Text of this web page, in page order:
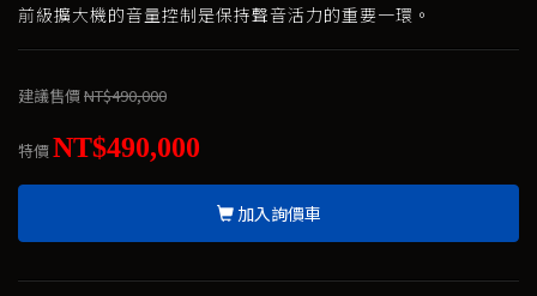
前級擴大機的音量控制是保持聲音活力的重要一環。
建議售價NT$490,000
特價NT$490,000
加入詢價車